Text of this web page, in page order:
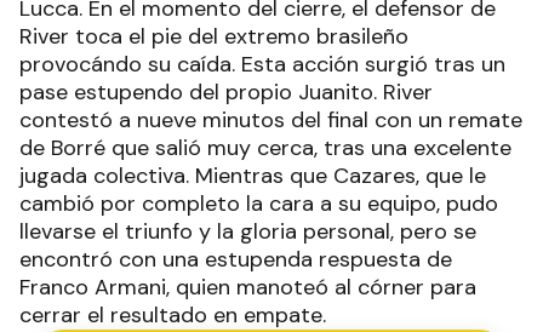
Lucca. En el momento del cierre, el defensor de
River toca el pie del extremo brasileño
provocándo su caída. Esta acción surgió tras un
pase estupendo del propio Juanito. River
contestó a nueve minutos del final con un remate
de Borré que salió muy cerca, tras una excelente
jugada colectiva. Mientras que Cazares, que le
cambió por completo la cara a su equipo, pudo
llevarse el triunfo y la gloria personal, pero se
encontró con una estupenda respuesta de
Franco Armani, quien manoteó al córner para
cerrar el resultado en empate.